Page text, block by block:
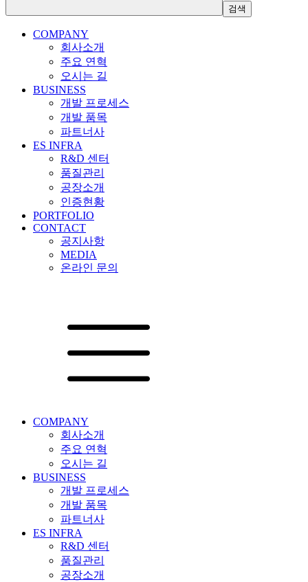
COMPANY
회사소개
주요 연혁
오시는 길
BUSINESS
개발 프로세스
개발 품목
파트너사
ES INFRA
R&D 센터
품질관리
공장소개
인증현황
PORTFOLIO
CONTACT
공지사항
MEDIA
온라인 문의
COMPANY
회사소개
주요 연혁
오시는 길
BUSINESS
개발 프로세스
개발 품목
파트너사
ES INFRA
R&D 센터
품질관리
공장소개